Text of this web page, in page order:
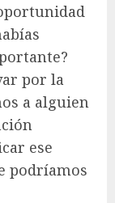
por la
a alguien
ese
podríamos